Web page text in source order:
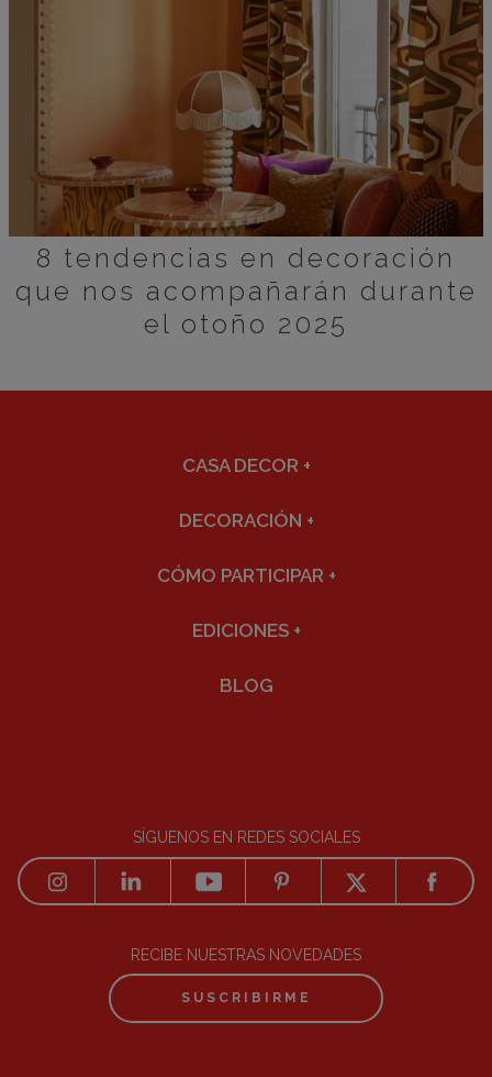
8 tendencias en decoración
que nos acompañarán durante
el otoño 2025
CASA DECOR +
DECORACIÓN +
CÓMO PARTICIPAR +
EDICIONES +
BLOG
SÍGUENOS EN REDES SOCIALES
RECIBE NUESTRAS NOVEDADES
SUSCRIBIRME